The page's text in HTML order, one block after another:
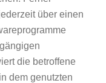
über einen
die betroffene
dem genutzten